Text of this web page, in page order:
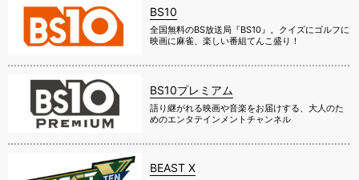
BS10
全国無料のBS放送局『BS10』。クイズにゴルフに
映画に麻雀、楽しい番組てんこ盛り！
BS10プレミアム
語り継がれる映画や音楽をお届けする、大人のた
めのエンタテインメントチャンネル
BEAST X